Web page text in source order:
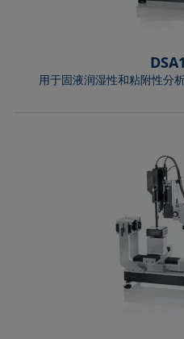
用于固液润湿性和粘附性分